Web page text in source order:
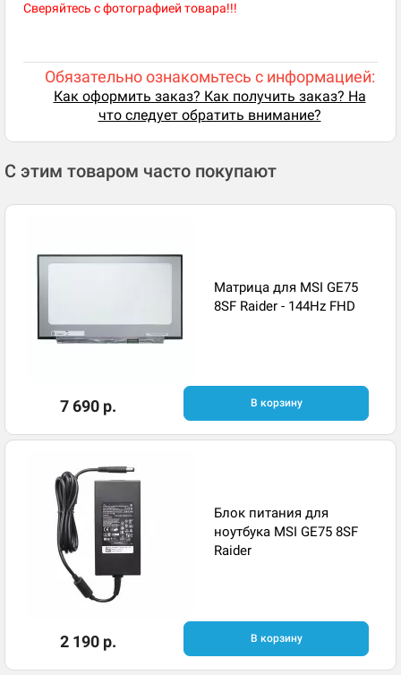
Сверяйтесь с фотографией товара!!!
Обязательно ознакомьтесь с информацией:
Как оформить заказ? Как получить заказ? На
что следует обратить внимание?
С этим товаром часто покупают
Матрица для MSI GE75
8SF Raider - 144Hz FHD
7 690 р. В корзину
Блок питания для
ноутбука MSI GE75 8SF
Raider
2 190 р. В корзину